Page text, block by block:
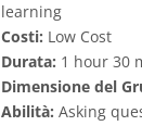
learning
Costi: Low Cost
Durata: 1 hour 30
Dimensione del
Abilità: Asking